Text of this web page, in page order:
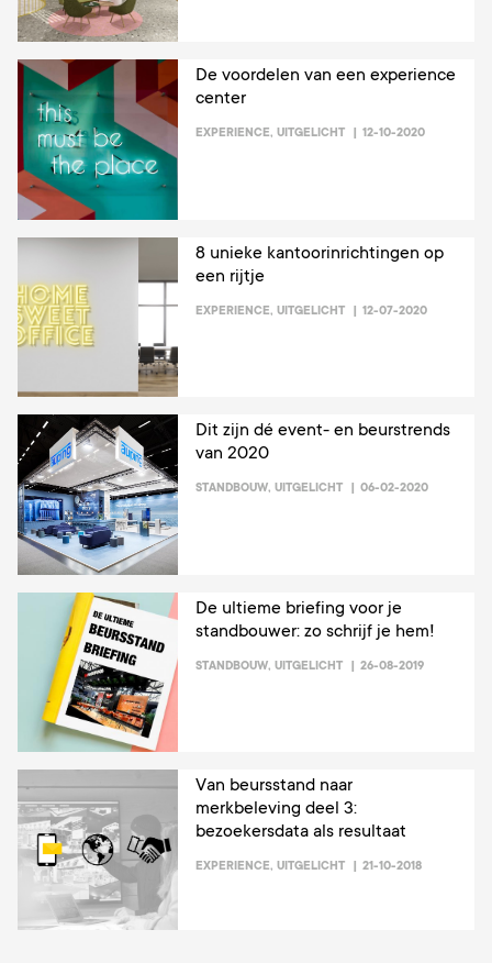
De voordelen van een experience
center
EXPERIENCE, UITGELICHT 12-10-2020
8 unieke kantoorinrichtingen op
een rijtje
EXPERIENCE, UITGELICHT 12-07-2020
Dit zijn dé event- en beurstrends
van 2020
STANDBOUW, UITGELICHT 06-02-2020
De ultieme briefing voor je
standbouwer: zo schrijf je hem!
STANDBOUW, UITGELICHT 26-08-2019
Van beursstand naar
merkbeleving deel 3:
bezoekersdata als resultaat
EXPERIENCE, UITGELICHT 21-10-2018